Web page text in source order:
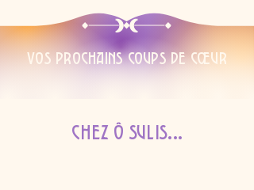
Vos prochains coups de cœur
Chez Ô Sulis...